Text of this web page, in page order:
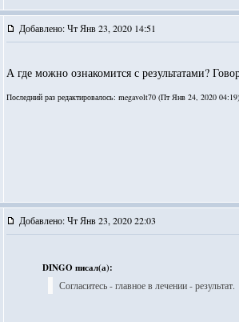
Добавлено: Чт Янв 23, 2020 14:51
А где можно ознакомится с результатами?
Последний раз редактировалось: megavolt70 (Пт Янв 24, 2020
Добавлено: Чт Янв 23, 2020 22:03
DINGO писал(а):
Согласитесь - главное в лечении - результат.